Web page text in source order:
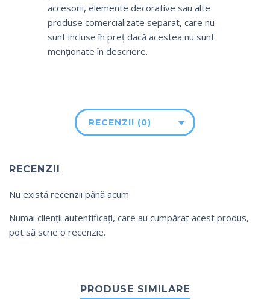
accesorii, elemente decorative sau alte
produse comercializate separat, care nu
sunt incluse în preț dacă acestea nu sunt
menționate în descriere.
RECENZII (0)
RECENZII
Nu există recenzii până acum.
Numai clienții autentificați, care au cumpărat acest produs,
pot să scrie o recenzie.
PRODUSE SIMILARE